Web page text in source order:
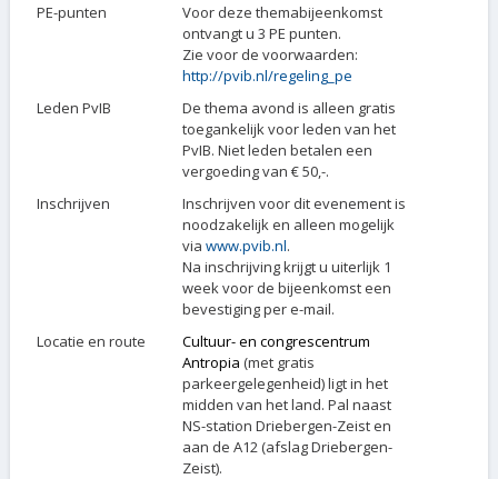
PE-punten
Voor deze themabijeenkomst
ontvangt u 3 PE punten.
Zie voor de voorwaarden:
http://pvib.nl/regeling_pe
Leden PvIB
De thema avond is alleen gratis
toegankelijk voor leden van het
PvIB. Niet leden betalen een
vergoeding van € 50,-.
Inschrijven
Inschrijven voor dit evenement is
noodzakelijk en alleen mogelijk
via www.pvib.nl.
Na inschrijving krijgt u uiterlijk 1
week voor de bijeenkomst een
bevestiging per e-mail.
Locatie en route
Cultuur- en congrescentrum
Antropia (met gratis
parkeergelegenheid) ligt in het
midden van het land. Pal naast
NS-station Driebergen-Zeist en
aan de A12 (afslag Driebergen-
Zeist).